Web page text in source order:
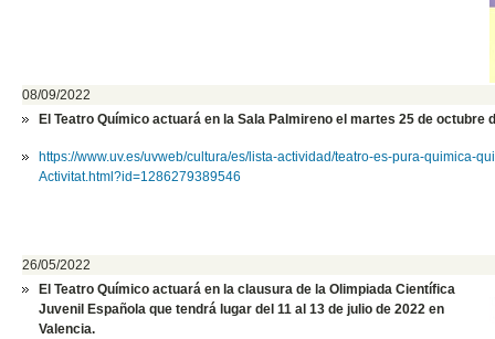
08/09/2022
El Teatro Químico actuará en la Sala Palmireno el martes 25 de octubre
https://www.uv.es/uvweb/cultura/es/lista-actividad/teatro-es-pura-quimica-
Activitat.html?id=1286279389546
26/05/2022
El Teatro Químico actuará en la clausura de la Olimpiada Científica
Juvenil Española que tendrá lugar del 11 al 13 de julio de 2022 en
Valencia.